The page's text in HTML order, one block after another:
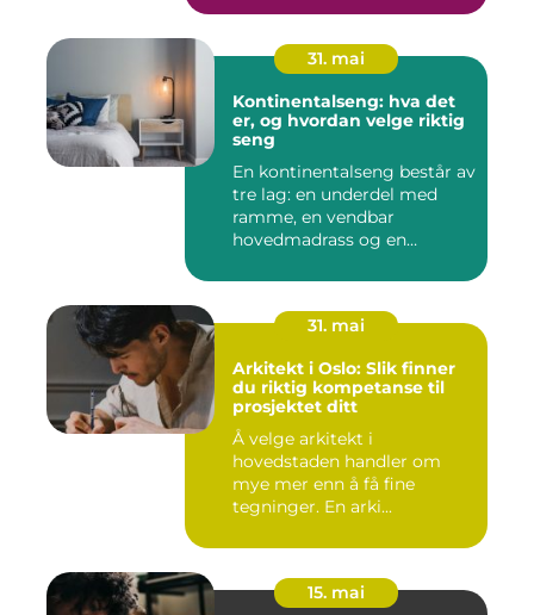
31. mai
Kontinentalseng: hva det
er, og hvordan velge riktig
seng
En kontinentalseng består av
tre lag: en underdel med
ramme, en vendbar
hovedmadrass og en
31. mai
Arkitekt i Oslo: Slik finner
du riktig kompetanse til
prosjektet ditt
Å velge arkitekt i
hovedstaden handler om
mye mer enn å få fine
tegninger. En arki...
15. mai